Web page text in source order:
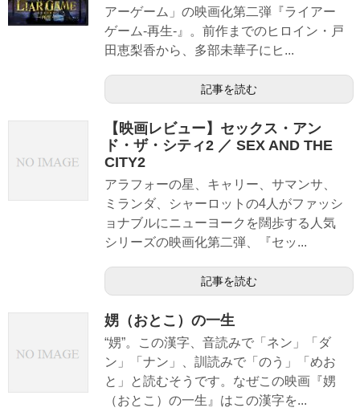
アーゲーム」の映画化第二弾『ライアー
ゲーム-再生-』。前作までのヒロイン・戸
田恵梨香から、多部未華子にヒ...
記事を読む
【映画レビュー】セックス・アン
ド・ザ・シティ2 ／ SEX AND THE
CITY2
アラフォーの星、キャリー、サマンサ、
ミランダ、シャーロットの4人がファッシ
ョナブルにニューヨークを闊歩する人気
シリーズの映画化第二弾、『セッ...
記事を読む
娚（おとこ）の一生
“娚”。この漢字、音読みで「ネン」「ダ
ン」「ナン」、訓読みで「のう」「めお
と」と読むそうです。なぜこの映画『娚
（おとこ）の一生』はこの漢字を...